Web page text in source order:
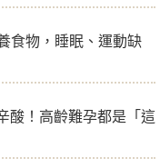
食物，睡眠、運動缺
酸！高齡難孕都是「這